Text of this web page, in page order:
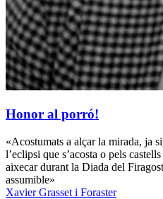
Honor al porró!
«Acostumats a alçar la mirada, ja
l’eclipsi que s’acosta o pels
aixecar durant la Diada del
assumible»
Xavier Grasset i Foraster